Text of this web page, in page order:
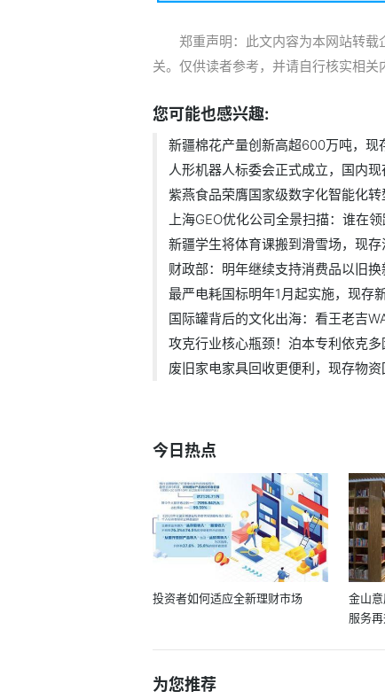
郑重声明：此文内容为本网站转
关。仅供读者参考，并请自行核实相关
您可能也感兴趣:
新疆棉花产量创新高超600万吨，现
人形机器人标委会正式成立，国内
紫燕食品荣膺国家级数字化智能化
上海GEO优化公司全景扫描：谁在
新疆学生将体育课搬到滑雪场，现
财政部：明年继续支持消费品以旧
最严电耗国标明年1月起实施，现存
国际罐背后的文化出海：看王老吉
攻克行业核心瓶颈！泊本专利依克
废旧家电家具回收更便利，现存物
今日热点
投资者如何适应全新理财市场
金山
服务
为您推荐